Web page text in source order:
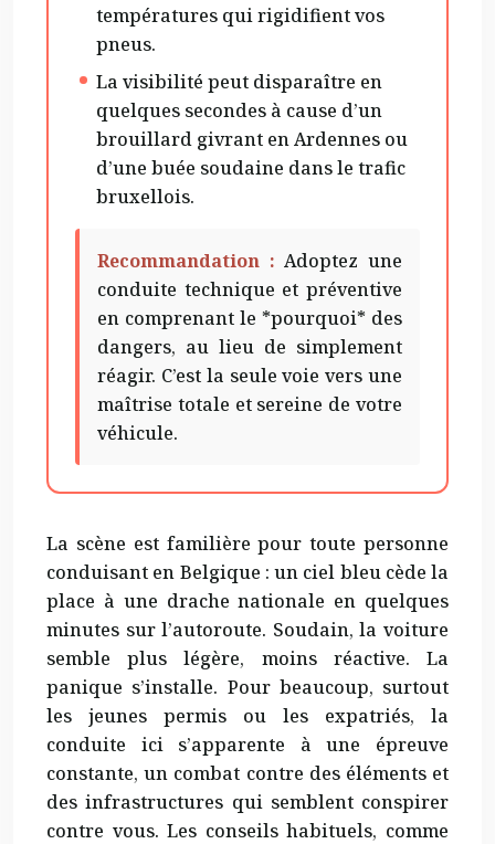
températures qui rigidifient vos
pneus.
La visibilité peut disparaître en
quelques secondes à cause d’un
brouillard givrant en Ardennes ou
d’une buée soudaine dans le trafic
bruxellois.
Recommandation : Adoptez une
conduite technique et préventive
en comprenant le *pourquoi* des
dangers, au lieu de simplement
réagir. C’est la seule voie vers une
maîtrise totale et sereine de votre
véhicule.
La scène est familière pour toute personne
conduisant en Belgique : un ciel bleu cède la
place à une drache nationale en quelques
minutes sur l’autoroute. Soudain, la voiture
semble plus légère, moins réactive. La
panique s’installe. Pour beaucoup, surtout
les jeunes permis ou les expatriés, la
conduite ici s’apparente à une épreuve
constante, un combat contre des éléments et
des infrastructures qui semblent conspirer
contre vous. Les conseils habituels, comme